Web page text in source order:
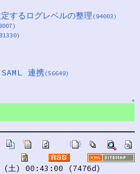
るログレベルの整理 (94003)
連携(56649)
↑
土) 00:43:00 (7476d)